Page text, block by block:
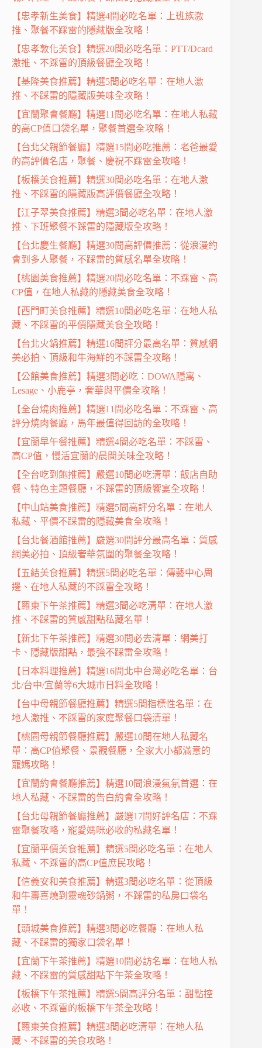
【忠孝新生美食】精選4間必吃名單：上班族激
推、聚餐不踩雷的隱藏版全攻略！
【忠孝敦化美食】精選20間必吃名單：PTT/Dcard
激推、不踩雷的頂級餐廳全攻略！
【基隆美食推薦】精選5間必吃名單：在地人激
推、不踩雷的隱藏版美味全攻略！
【宜蘭聚會餐廳】精選11間必吃名單：在地人私藏
的高CP值口袋名單，聚餐首選全攻略！
【台北父親節餐廳】精選15間必吃推薦：老爸最愛
的高評價名店，聚餐、慶祝不踩雷全攻略！
【板橋美食推薦】精選30間必吃名單：在地人激
推、不踩雷的隱藏版高評價餐廳全攻略！
【江子翠美食推薦】精選3間必吃名單：在地人激
推、下班聚餐不踩雷的隱藏版全攻略！
【台北慶生餐廳】精選30間高評價推薦：從浪漫約
會到多人聚餐，不踩雷的質感名單全攻略！
【桃園美食推薦】精選20間必吃名單：不踩雷、高
CP值，在地人私藏的隱藏美食全攻略！
【西門町美食推薦】精選10間必吃名單：在地人私
藏、不踩雷的平價隱藏美食全攻略！
【台北火鍋推薦】精選16間評分最高名單：質感網
美必拍、頂級和牛海鮮的不踩雷全攻略！
【公館美食推薦】精選3間必吃：DOWA隱寓、
Lesage、小鹿亭，奢華與平價全攻略！
【全台燒肉推薦】精選11間必吃名單：不踩雷、高
評分燒肉餐廳，馬年最值得回訪的全攻略！
【宜蘭早午餐推薦】精選4間必吃名單：不踩雷、
高CP值，慢活宜蘭的晨間美味全攻略！
【全台吃到飽推薦】嚴選10間必吃清單：飯店自助
餐、特色主題餐廳，不踩雷的頂級饗宴全攻略！
【中山站美食推薦】精選5間高評分名單：在地人
私藏、平價不踩雷的隱藏美食全攻略！
【台北餐酒館推薦】嚴選30間評分最高名單：質感
網美必拍、頂級奢華氛圍的聚餐全攻略！
【五結美食推薦】精選5間必吃名單：傳藝中心周
邊、在地人私藏的不踩雷全攻略！
【羅東下午茶推薦】精選3間必吃清單：在地人激
推、不踩雷的質感甜點私藏名單！
【新北下午茶推薦】精選30間必去清單：網美打
卡、隱藏版甜點，最強不踩雷全攻略！
【日本料理推薦】精選16間北中台灣必吃名單：台
北/台中/宜蘭等6大城市日料全攻略！
【台中母親節餐廳推薦】精選5間指標性名單：在
地人激推、不踩雷的家庭聚餐口袋清單！
【桃園母親節餐廳推薦】嚴選10間在地人私藏名
單：高CP值聚餐、景觀餐廳，全家大小都滿意的
寵媽攻略！
【宜蘭約會餐廳推薦】精選10間浪漫氣氛首選：在
地人私藏、不踩雷的告白約會全攻略！
【台北母親節餐廳推薦】嚴選17間好評名店：不踩
雷聚餐攻略，寵愛媽咪必收的私藏名單！
【宜蘭平價美食推薦】精選5間必吃名單：在地人
私藏、不踩雷的高CP值庶民攻略！
【信義安和美食推薦】精選3間必吃名單：從頂級
和牛壽喜燒到靈魂砂鍋粥，不踩雷的私房口袋名
單！
【頭城美食推薦】精選3間必吃餐廳：在地人私
藏、不踩雷的獨家口袋名單！
【宜蘭下午茶推薦】精選10間必訪名單：在地人私
藏、不踩雷的質感甜點下午茶全攻略！
【板橋下午茶推薦】精選5間高評分名單：甜點控
必收、不踩雷的板橋下午茶全攻略！
【羅東美食推薦】精選3間必吃清單：在地人私
藏、不踩雷的美食攻略！